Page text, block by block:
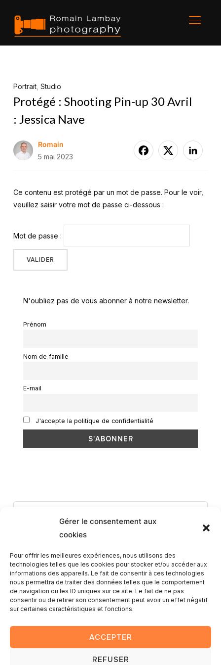
Gérer le consentement aux
cookies
Pour offrir les meilleures expériences, nous utilisons des
technologies telles que les cookies pour stocker et/ou accéder aux
informations des appareils. Le fait de consentir à ces technologies
nous permettra de traiter des données telles que le comportement
de navigation ou les ID uniques sur ce site. Le fait de ne pas
consentir ou de retirer son consentement peut avoir un effet négatif
sur certaines caractéristiques et fonctions.
ACCEPTER
REFUSER
Portrait, Studio
Protégé : Shooting Pin-up 30 Avril
: Jessica Nave
Romain
5 mai 2023
Ce contenu est protégé par un mot de passe. Pour le voir,
veuillez saisir votre mot de passe ci-dessous :
Mot de passe :
N'oubliez pas de vous abonner à notre newsletter.
Prénom
Nom de famille
E-mail
J'accepte la politique de confidentialité
Romain
passe pour voir les commentaires.